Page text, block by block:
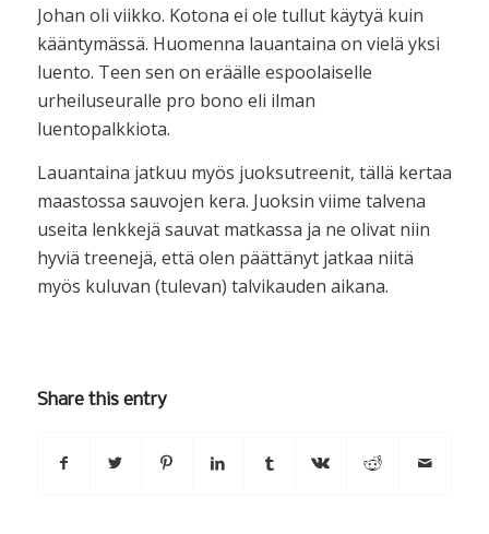
Johan oli viikko. Kotona ei ole tullut käytyä kuin
kääntymässä. Huomenna lauantaina on vielä yksi
luento. Teen sen on eräälle espoolaiselle
urheiluseuralle pro bono eli ilman
luentopalkkiota.
Lauantaina jatkuu myös juoksutreenit, tällä kertaa
maastossa sauvojen kera. Juoksin viime talvena
useita lenkkejä sauvat matkassa ja ne olivat niin
hyviä treenejä, että olen päättänyt jatkaa niitä
myös kuluvan (tulevan) talvikauden aikana.
Share this entry